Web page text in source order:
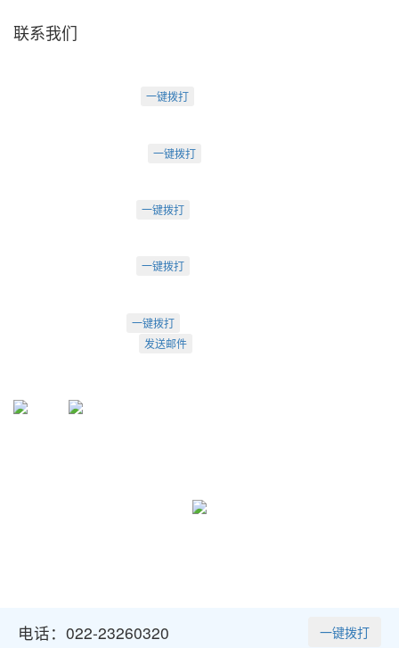
联系我们
一键拨打
一键拨打
一键拨打
一键拨打
一键拨打
发送邮件
电话：022-23260320 一键拨打